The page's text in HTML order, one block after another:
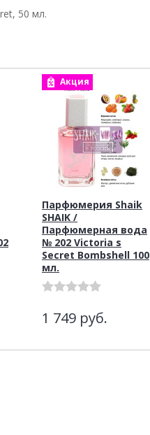
50 мл.
Акция
Парфюмерия Shaik
SHAIK /
Парфюмерная вода
№ 202 Victoria s
Secret Bombshell 100
мл.
1 749 руб.